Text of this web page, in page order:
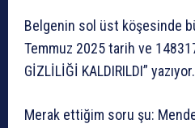
Belgenin sol üst köşesinde
Temmuz 2025 tarih ve
GİZLİLİĞİ KALDIRILDI” yazıyor.
Merak ettiğim soru şu: